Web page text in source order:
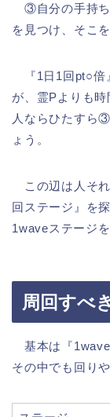
③自分の手持ち
を見つけ、そこ
『1日1回pt○倍
が、霊Pよりも
人ならひたすら
ょう。
この辺は人そ
回ステージ』を
1waveステージ
周回すべ
基本は『1wave
その中でも回り